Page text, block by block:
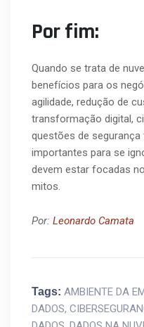
Por fim:
Quando se trata de
benefícios para os
agilidade, redução de
transformação digital,
questões de
importantes para se
devem estar focadas
mitos.
Por: Leonardo Camata
Tags: AMBIENTE DA
DADOS,